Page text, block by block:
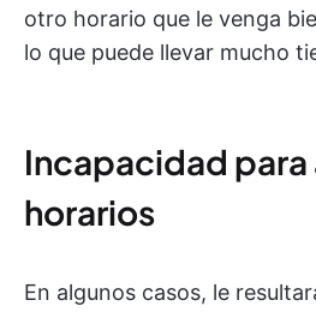
otro horario que le venga
lo que puede llevar mucho
Incapacidad para
horarios
En algunos casos, le